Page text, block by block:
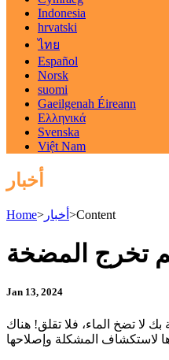
Indonesia
hrvatski
ไทย
Español
Norsk
suomi
Gaeilgenah Éireann
Ελληνικά
Svenska
Việt Nam
أخبار
Home> أخبار >Content
تخرج المضخة
Jan 13, 2024
لا تضخ الماء، فلا تقلق! هناك